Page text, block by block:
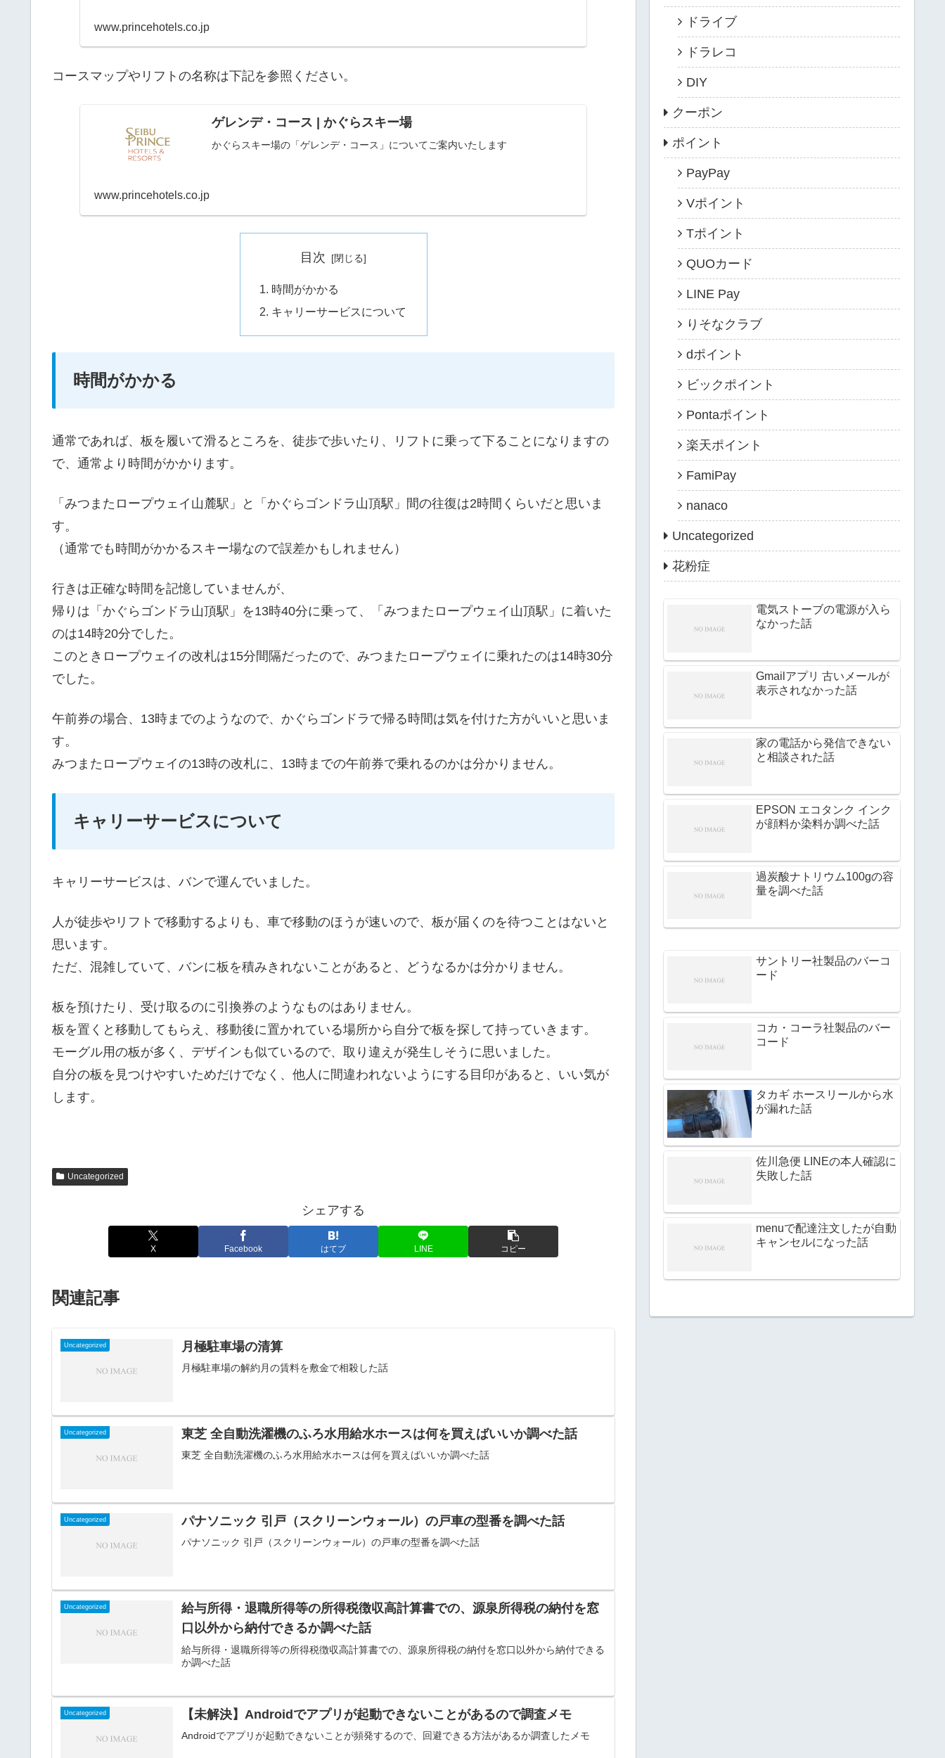
www.princehotels.co.jp
コースマップやリフトの名称は下記を参照ください。
ゲレンデ・コース | かぐらスキー場
かぐらスキー場の「ゲレンデ・コース」についてご案内いたします
www.princehotels.co.jp
目次
時間がかかる
キャリーサービスについて
時間がかかる
通常であれば、板を履いて滑るところを、徒歩で歩いたり、リフトに乗って下ることになりますの
で、通常より時間がかかります。
「みつまたロープウェイ山麓駅」と「かぐらゴンドラ山頂駅」間の往復は2時間くらいだと思いま
す。
（通常でも時間がかかるスキー場なので誤差かもしれません）
行きは正確な時間を記憶していませんが、
帰りは「かぐらゴンドラ山頂駅」を13時40分に乗って、「みつまたロープウェイ山頂駅」に着いた
のは14時20分でした。
このときロープウェイの改札は15分間隔だったので、みつまたロープウェイに乗れたのは14時30分
でした。
午前券の場合、13時までのようなので、かぐらゴンドラで帰る時間は気を付けた方がいいと思いま
す。
みつまたロープウェイの13時の改札に、13時までの午前券で乗れるのかは分かりません。
キャリーサービスについて
キャリーサービスは、バンで運んでいました。
人が徒歩やリフトで移動するよりも、車で移動のほうが速いので、板が届くのを待つことはないと
思います。
ただ、混雑していて、バンに板を積みきれないことがあると、どうなるかは分かりません。
板を預けたり、受け取るのに引換券のようなものはありません。
板を置くと移動してもらえ、移動後に置かれている場所から自分で板を探して持っていきます。
モーグル用の板が多く、デザインも似ているので、取り違えが発生しそうに思いました。
自分の板を見つけやすいためだけでなく、他人に間違われないようにする目印があると、いい気が
します。
Uncategorized
シェアする
X Facebook はてブ LINE コピー
関連記事
Uncategorized 月極駐車場の清算
月極駐車場の解約月の賃料を敷金で相殺した話
Uncategorized 東芝 全自動洗濯機のふろ水用給水ホースは何を買えばいいか調べた話
東芝 全自動洗濯機のふろ水用給水ホースは何を買えばいいか調べた話
Uncategorized パナソニック 引戸（スクリーンウォール）の戸車の型番を調べた話
パナソニック 引戸（スクリーンウォール）の戸車の型番を調べた話
Uncategorized
給与所得・退職所得等の所得税徴収高計算書での、源泉所得税の納付を窓
口以外から納付できるか調べた話
給与所得・退職所得等の所得税徴収高計算書での、源泉所得税の納付を窓口以外から納付できる
か調べた話
Uncategorized 【未解決】Androidでアプリが起動できないことがあるので調査メモ
Androidでアプリが起動できないことが頻発するので、回避できる方法があるか調査したメモ
ドライブ
ドラレコ
DIY
クーポン
ポイント
PayPay
Vポイント
Tポイント
QUOカード
LINE Pay
りそなクラブ
dポイント
ビックポイント
Pontaポイント
楽天ポイント
FamiPay
nanaco
Uncategorized
花粉症
電気ストーブの電源が入ら
なかった話
Gmailアプリ 古いメールが
表示されなかった話
家の電話から発信できない
と相談された話
EPSON エコタンク インク
が顔料か染料か調べた話
過炭酸ナトリウム100gの容
量を調べた話
サントリー社製品のバーコ
ード
コカ・コーラ社製品のバー
コード
タカギ ホースリールから水
が漏れた話
佐川急便 LINEの本人確認に
失敗した話
menuで配達注文したが自動
キャンセルになった話